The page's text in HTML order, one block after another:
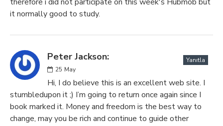
it normally good to study.
Peter Jackson:
25 May
Yanıtla
Hi, I do believe this is an excellent web site. I
stumbledupon it ;) I’m going to return once again since I
book marked it. Money and freedom is the best way to
change, may you be rich and continue to guide other